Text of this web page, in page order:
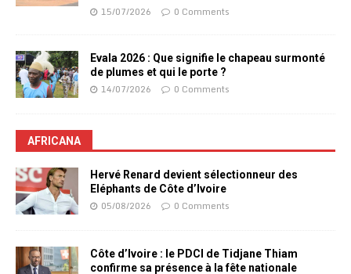
15/07/2026 0 Comments
Evala 2026 : Que signifie le chapeau surmonté
de plumes et qui le porte ?
14/07/2026 0 Comments
AFRICANA
Hervé Renard devient sélectionneur des
Eléphants de Côte d’Ivoire
05/08/2026 0 Comments
Côte d’Ivoire : le PDCI de Tidjane Thiam
confirme sa présence à la fête nationale